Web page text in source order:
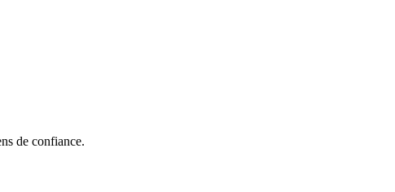
de confiance.